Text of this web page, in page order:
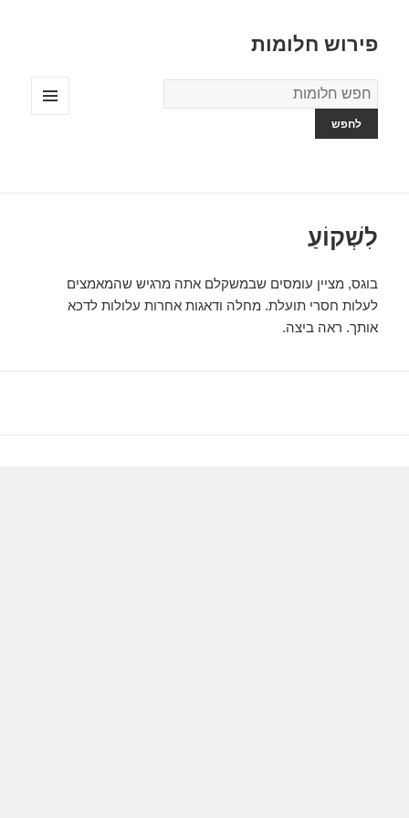
פירוש חלומות
מילון
החלומות
לִשְׁקוֹעַ
בוגס, מציין עומסים שבמשקלם אתה מרגיש שהמאמצים
לעלות חסרי תועלת. מחלה ודאגות אחרות עלולות לדכא
אותך. ראה ביצה.